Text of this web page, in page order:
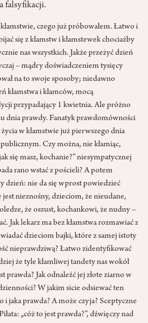
falsyfikacji.
czego już próbowałem. Łatwo i
się z kłamstw i kłamstewek chociażby
nas wszystkich. Jakże przeżyć dzień
– mądry doświadczeniem tysięcy
na to swoje sposoby; niedawno
kłamstwa i kłamców, mocą
przypadający 1 kwietnia. Ale próżno
dnia prawdy. Fanatyk prawdomówności
w kłamstwie już pierwszego dnia
Czy można, nie kłamiąc,
się masz, kochanie?” niesympatycznej
rano wstać z pościeli? A potem
dzień: nie da się wprost powiedzieć
nieznośny, dzieciom, że nieudane,
że oszust, kochankowi, że nudny –
Jak lekarz ma bez kłamstwa rozmawiać z
dzieciom bajki, które z samej istoty
nieprawdziwą? Łatwo zidentyfikować
że tyle kłamliwej tandety nas wokół
prawda? Jak odnaleźć jej złote ziarno w
W jakim sicie odsiewać ten
i jaka prawda? A może czyja? Sceptyczne
„cóż to jest prawda?”, dźwięczy nad